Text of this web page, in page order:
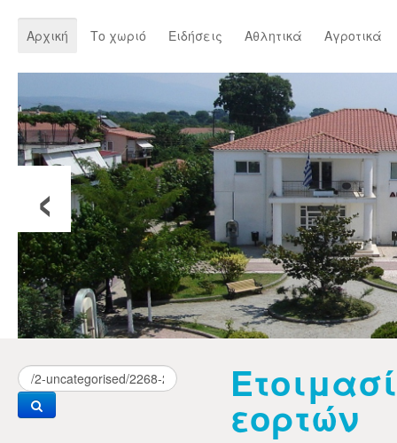
Αρχική Το χωριό Ειδήσεις Αθλητικά Αγροτικά
‹
εορτών